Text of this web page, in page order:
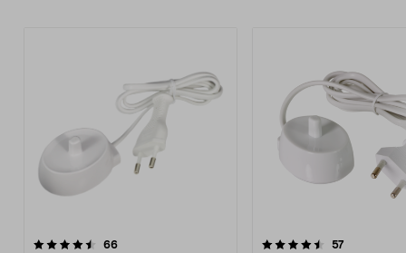
66recensioner
4.5av 5 stjärnor 57recensioner